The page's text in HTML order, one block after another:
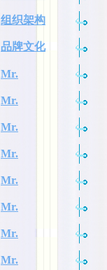
组织架构
品牌文化
Mr.
Mr.
Mr.
Mr.
Mr.
Mr.
Mr.
Mr.